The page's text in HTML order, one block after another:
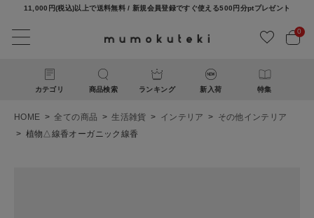
11,000円(税込)以上で送料無料 / 新規会員登録ですぐ使える500円分ptプレゼント
0
カテゴリ 商品検索 ランキング 新入荷 特集
HOME 全ての商品 生活雑貨 インテリア
その他インテリア
植物△線香オーガニック線香